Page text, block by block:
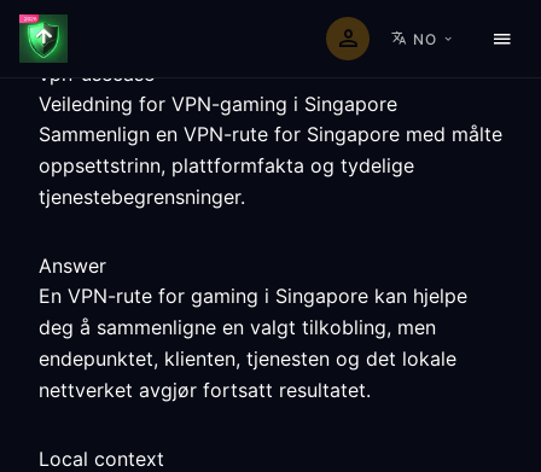
NO
vpn-usecase
Veiledning for VPN-gaming i Singapore
Sammenlign en VPN-rute for Singapore med målte
oppsettstrinn, plattformfakta og tydelige
tjenestebegrensninger.
Answer
En VPN-rute for gaming i Singapore kan hjelpe
deg å sammenligne en valgt tilkobling, men
endepunktet, klienten, tjenesten og det lokale
nettverket avgjør fortsatt resultatet.
Local context